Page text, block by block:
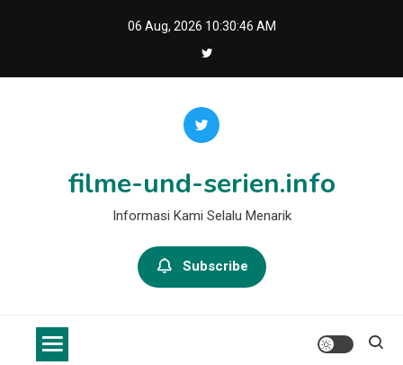
06 Aug, 2026 10:30:46 AM
filme-und-serien.info
Informasi Kami Selalu Menarik
Subscribe